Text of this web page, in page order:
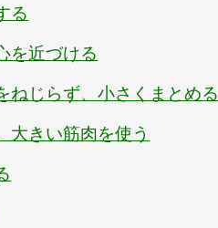
る
を近づける
じらず、小さくまとめる
きい筋肉を使う